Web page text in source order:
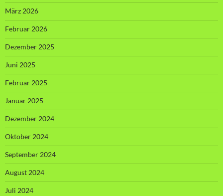
März 2026
Februar 2026
Dezember 2025
Juni 2025
Februar 2025
Januar 2025
Dezember 2024
Oktober 2024
September 2024
August 2024
Juli 2024